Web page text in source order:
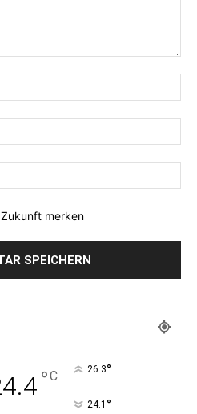
merken
°C 26.3°
24.1 °